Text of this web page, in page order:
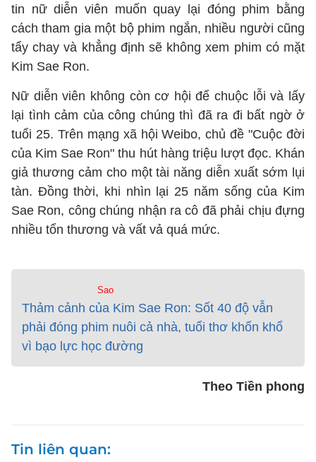
tin nữ diễn viên muốn quay lại đóng phim bằng
cách tham gia một bộ phim ngắn, nhiều người cũng
tẩy chay và khẳng định sẽ không xem phim có mặt
Kim Sae Ron.
Nữ diễn viên không còn cơ hội để chuộc lỗi và lấy
lại tình cảm của công chúng thì đã ra đi bất ngờ ở
tuổi 25. Trên mạng xã hội Weibo, chủ đề "Cuộc đời
của Kim Sae Ron" thu hút hàng triệu lượt đọc. Khán
giả thương cảm cho một tài năng diễn xuất sớm lụi
tàn. Đồng thời, khi nhìn lại 25 năm sống của Kim
Sae Ron, công chúng nhận ra cô đã phải chịu đựng
nhiều tổn thương và vất vả quá mức.
Sao
Thảm cảnh của Kim Sae Ron: Sốt 40 độ vẫn
phải đóng phim nuôi cả nhà, tuổi thơ khốn khổ
vì bạo lực học đường
Theo Tiền phong
Tin liên quan